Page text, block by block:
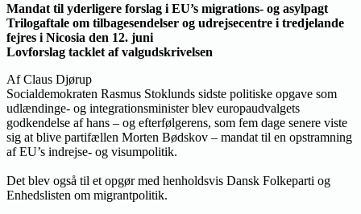
Mandat til yderligere forslag i EU’s migrations- og asylpagt
Trilogaftale om tilbagesendelser og udrejsecentre i tredjelande
fejres i Nicosia den 12. juni
Lovforslag tacklet af valgudskrivelsen
Af Claus Djørup
Socialdemokraten Rasmus Stoklunds sidste politiske opgave som
udlændinge- og integrationsminister blev europaudvalgets
godkendelse af hans – og efterfølgerens, som fem dage senere viste
sig at blive partifællen Morten Bødskov – mandat til en opstramning
af EU’s indrejse- og visumpolitik.
Det blev også til et opgør med henholdsvis Dansk Folkeparti og
Enhedslisten om migrantpolitik.